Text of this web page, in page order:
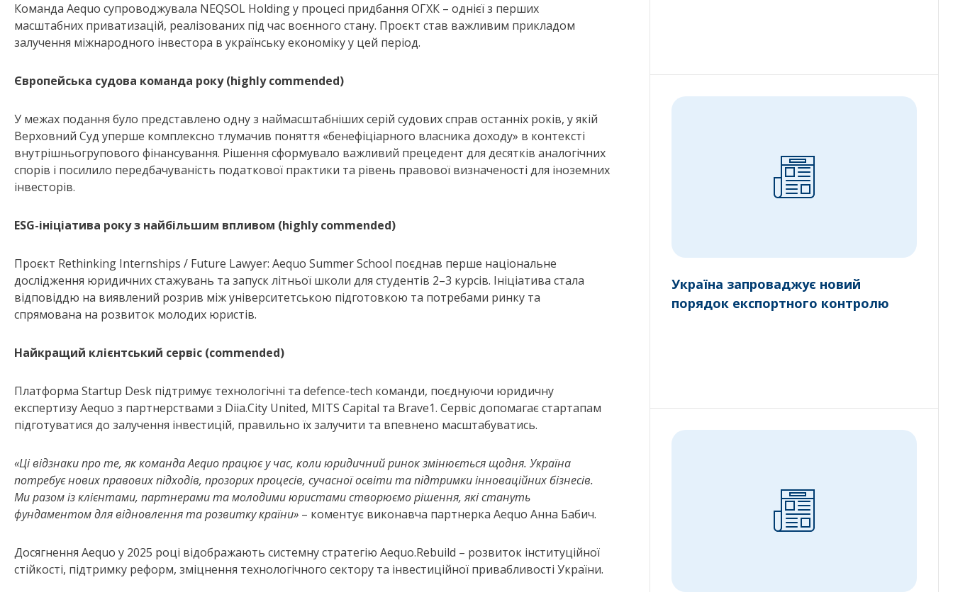
Команда Aequo супроводжувала NEQSOL Holding у процесі придбання ОГХК – однієї з перших
масштабних приватизацій, реалізованих під час воєнного стану. Проєкт став важливим прикладом
залучення міжнародного інвестора в українську економіку у цей період.
Європейська судова команда року (highly commended)
У межах подання було представлено одну з наймасштабніших серій судових справ останніх років, у якій
Верховний Суд уперше комплексно тлумачив поняття «бенефіціарного власника доходу» в контексті
внутрішньогрупового фінансування. Рішення сформувало важливий прецедент для десятків аналогічних
спорів і посилило передбачуваність податкової практики та рівень правової визначеності для іноземних
інвесторів.
ESG-ініціатива року з найбільшим впливом (highly commended)
Проєкт Rethinking Internships / Future Lawyer: Aequo Summer School поєднав перше національне
дослідження юридичних стажувань та запуск літньої школи для студентів 2–3 курсів. Ініціатива стала
відповіддю на виявлений розрив між університетською підготовкою та потребами ринку та
спрямована на розвиток молодих юристів.
Найкращий клієнтський сервіс (commended)
Платформа Startup Desk підтримує технологічні та defence-tech команди, поєднуючи юридичну
експертизу Aequo з партнерствами з Diia.City United, MITS Capital та Brave1. Сервіс допомагає стартапам
підготуватися до залучення інвестицій, правильно їх залучити та впевнено масштабуватись.
«Ці відзнаки про те, як команда Aequo працює у час, коли юридичний ринок змінюється щодня. Україна
потребує нових правових підходів, прозорих процесів, сучасної освіти та підтримки інноваційних бізнесів.
Ми разом із клієнтами, партнерами та молодими юристами створюємо рішення, які стануть
фундаментом для відновлення та розвитку країни» – коментує виконавча партнерка Aequo Анна Бабич.
Досягнення Aequo у 2025 році відображають системну стратегію Aequo.Rebuild – розвиток інституційної
стійкості, підтримку реформ, зміцнення технологічного сектору та інвестиційної привабливості України.
Україна запроваджує новий
порядок експортного контролю